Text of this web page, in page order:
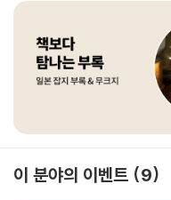
이 분야의 이벤트 9